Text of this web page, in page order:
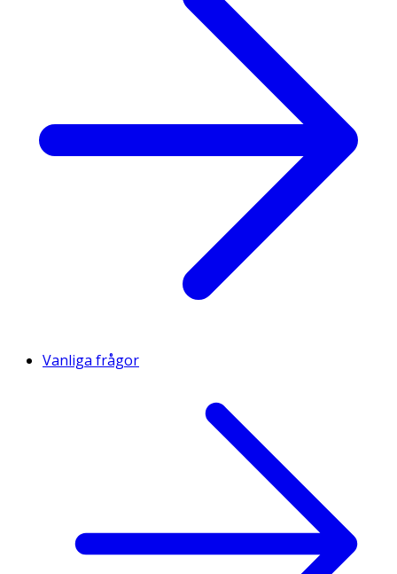
Vanliga frågor